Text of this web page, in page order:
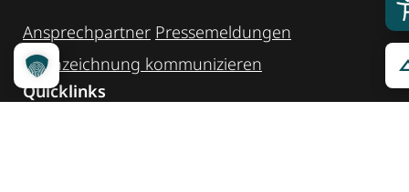
Ansprechpartner Pressemeldungen
Kennzeichnung ­kommunizieren
Quicklinks